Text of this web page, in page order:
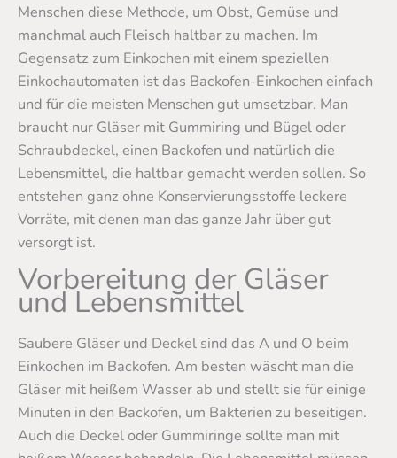
Menschen diese Methode, um Obst, Gemüse und
manchmal auch Fleisch haltbar zu machen. Im
Gegensatz zum Einkochen mit einem speziellen
Einkochautomaten ist das Backofen-Einkochen einfach
und für die meisten Menschen gut umsetzbar. Man
braucht nur Gläser mit Gummiring und Bügel oder
Schraubdeckel, einen Backofen und natürlich die
Lebensmittel, die haltbar gemacht werden sollen. So
entstehen ganz ohne Konservierungsstoffe leckere
Vorräte, mit denen man das ganze Jahr über gut
versorgt ist.
Vorbereitung der Gläser
und Lebensmittel
Saubere Gläser und Deckel sind das A und O beim
Einkochen im Backofen. Am besten wäscht man die
Gläser mit heißem Wasser ab und stellt sie für einige
Minuten in den Backofen, um Bakterien zu beseitigen.
Auch die Deckel oder Gummiringe sollte man mit